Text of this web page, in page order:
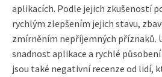
aplikacích. Podle jejich zkušeností
rychlým zlepšením jejich stavu,
zmírněním nepříjemných příznaků.
snadnost aplikace a rychlé
jsou také negativní recenze od lidí,